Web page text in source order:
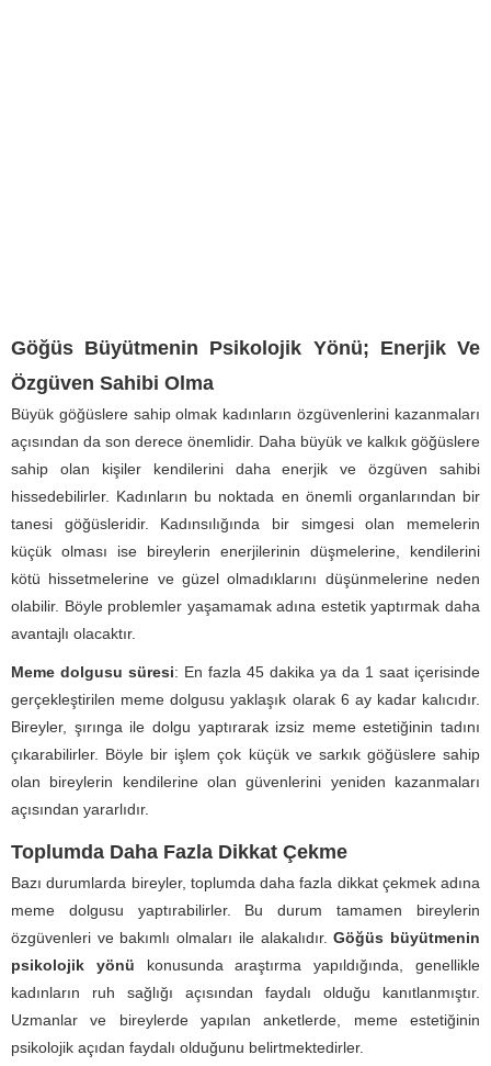
Göğüs Büyütmenin Psikolojik Yönü; Enerjik Ve
Özgüven Sahibi Olma
Büyük göğüslere sahip olmak kadınların özgüvenlerini kazanmaları
açısından da son derece önemlidir. Daha büyük ve kalkık göğüslere
sahip olan kişiler kendilerini daha enerjik ve özgüven sahibi
hissedebilirler. Kadınların bu noktada en önemli organlarından bir
tanesi göğüsleridir. Kadınsılığında bir simgesi olan memelerin
küçük olması ise bireylerin enerjilerinin düşmelerine, kendilerini
kötü hissetmelerine ve güzel olmadıklarını düşünmelerine neden
olabilir. Böyle problemler yaşamamak adına estetik yaptırmak daha
avantajlı olacaktır.
Meme dolgusu süresi: En fazla 45 dakika ya da 1 saat içerisinde
gerçekleştirilen meme dolgusu yaklaşık olarak 6 ay kadar kalıcıdır.
Bireyler, şırınga ile dolgu yaptırarak izsiz meme estetiğinin tadını
çıkarabilirler. Böyle bir işlem çok küçük ve sarkık göğüslere sahip
olan bireylerin kendilerine olan güvenlerini yeniden kazanmaları
açısından yararlıdır.
Toplumda Daha Fazla Dikkat Çekme
Bazı durumlarda bireyler, toplumda daha fazla dikkat çekmek adına
meme dolgusu yaptırabilirler. Bu durum tamamen bireylerin
özgüvenleri ve bakımlı olmaları ile alakalıdır.Göğüs büyütmenin
psikolojik yönü konusunda araştırma yapıldığında, genellikle
kadınların ruh sağlığı açısından faydalı olduğu kanıtlanmıştır.
Uzmanlar ve bireylerde yapılan anketlerde, meme estetiğinin
psikolojik açıdan faydalı olduğunu belirtmektedirler.